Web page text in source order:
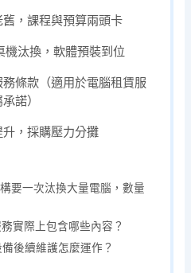
，課程與預算兩頭卡
汰換，軟體預裝到位
條款（適用於電腦租賃服
諾）
，採購壓力分攤
要一次汰換大量電腦，數量
實際上包含哪些內容？
後續維護怎麼運作？